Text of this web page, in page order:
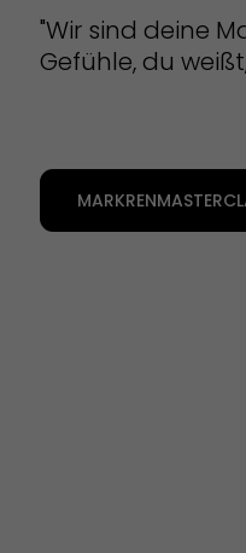
"Wir sind deine
Gefühle, du